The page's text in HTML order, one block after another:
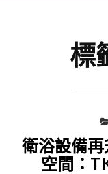
標
衛浴設備
空間：